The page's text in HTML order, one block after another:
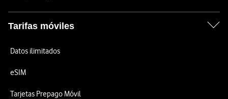
Tarifas móviles
Datos ilimitados
eSIM
Tarjetas Prepago Móvil